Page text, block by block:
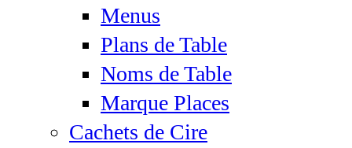
Menus
Plans de Table
Noms de Table
Marque Places
Cachets de Cire